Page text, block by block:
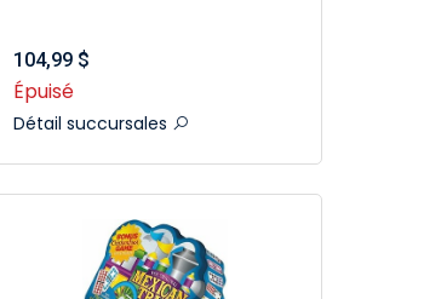
104,99 $
Épuisé
Détail succursales